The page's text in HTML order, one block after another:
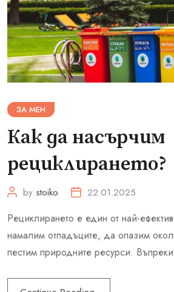
ЗА МЕН
Как да насърчим
рециклирането?
by stoiko 22.01.2025
Рециклирането е един от най-
намалим отпадъците, да опазим
пестим природните ресурси. Въпреки